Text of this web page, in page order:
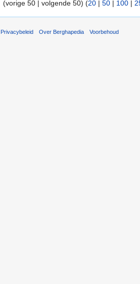
(vorige 50 | volgende 50) (20 | 50 | 100 |
Privacybeleid Over Berghapedia Voorbehoud